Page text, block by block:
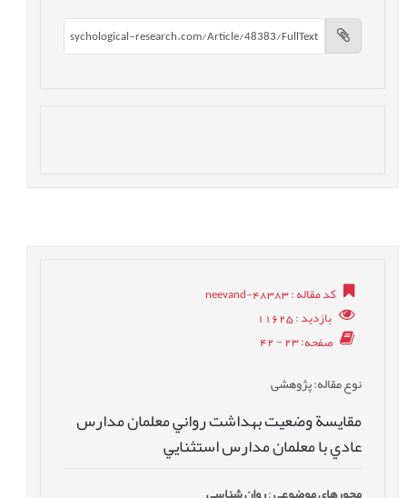
کد مقاله: neevand-48383
بازدید: 11625
صفحه: 23 - 42
نوع مقاله: پژوهشی
مقايسة وضعيت بهداشت رواني معلمان مدارس
عادي با معلمان مدارس استثنایي